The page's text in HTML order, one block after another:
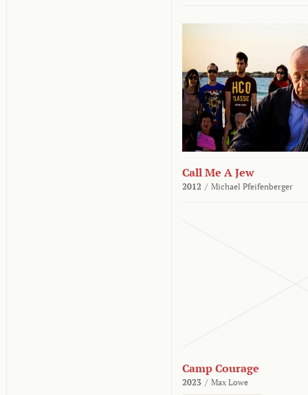
Call Me A Jew
2012 / Michael Pfeifenberger
Camp Courage
2023 / Max Lowe